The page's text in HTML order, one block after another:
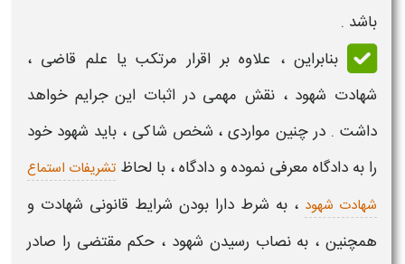
باشد .
بنابراین ، علاوه بر اقرار مرتکب یا علم قاضی ،
شهادت شهود ، نقش مهمی در اثبات این جرایم خواهد
داشت . در چنین مواردی ، شخص شاکی ، باید شهودخود
را به دادگاه معرفی نموده و دادگاه ، با لحاظ تشریفات استماع
شهادت شهود ، به شرط دارا بودن شرایط قانونی شهادت و
همچنین ، به نصاب رسیدن شهود ، حکم مقتضی را صادر